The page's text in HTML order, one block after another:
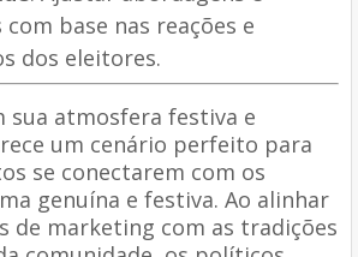
com base nas reações e
dos eleitores.
sua atmosfera festiva e
um cenário perfeito para
se conectarem com os
genuína e festiva. Ao alinhar
de marketing com as tradições